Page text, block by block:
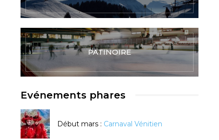
PATINOIRE
Evénements phares
Début mars : Carnaval Vénitien